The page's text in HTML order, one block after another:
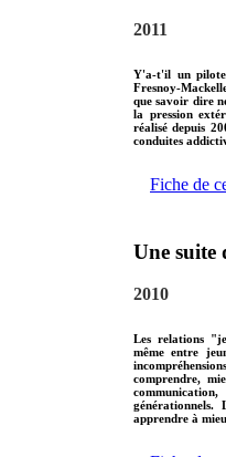
2011
Y'a-t'il un
Fresnoy-
que savoir dire
la pression
réalisé depuis
conduites
Fiche de
Une suite
2010
Les relations
même entre
comprendre,
apprendre à